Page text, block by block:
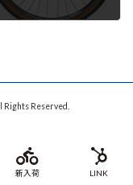
Reserved.
新入荷 LINK